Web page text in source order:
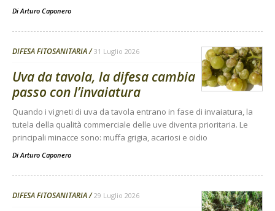
Di Arturo Caponero
DIFESA FITOSANITARIA 31 Luglio 2026
Uva da tavola, la difesa cambia
passo con l’invaiatura
Quando i vigneti di uva da tavola entrano in fase di invaiatura, la
tutela della qualità commerciale delle uve diventa prioritaria. Le
principali minacce sono: muffa grigia, acariosi e oidio
Di Arturo Caponero
DIFESA FITOSANITARIA 29 Luglio 2026